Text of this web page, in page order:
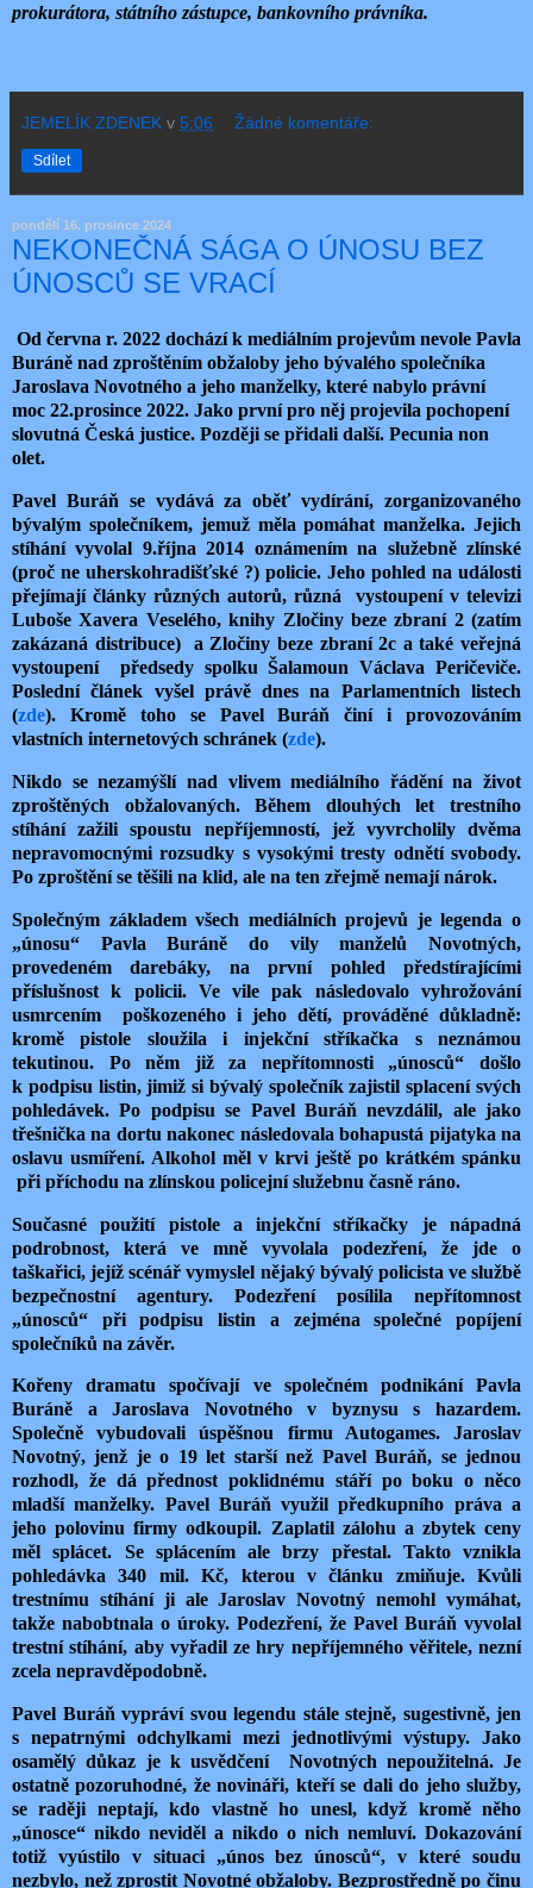
prokurátora, státního zástupce, bankovního právníka.
JEMELÍK ZDENEK v 5:06 Žádné komentáře:
Sdílet
pondělí 16. prosince 2024
NEKONEČNÁ SÁGA O ÚNOSU BEZ
ÚNOSCŮ SE VRACÍ
Od června r. 2022 dochází k mediálním projevům nevole Pavla
Buráně nad zproštěním obžaloby jeho bývalého společníka
Jaroslava Novotného a jeho manželky, které nabylo právní
moc 22.prosince 2022. Jako první pro něj projevila pochopení
slovutná Česká justice. Později se přidali další. Pecunia non
olet.
Pavel Buráň se vydává za oběť vydírání, zorganizovaného
bývalým společníkem, jemuž měla pomáhat manželka. Jejich
stíhání vyvolal 9.října 2014 oznámením na služebně zlínské
(proč ne uherskohradišťské ?) policie. Jeho pohled na události
přejímají články různých autorů, různá vystoupení v televizi
Luboše Xavera Veselého, knihy Zločiny beze zbraní 2 (zatím
zakázaná distribuce) a Zločiny beze zbraní 2c a také veřejná
vystoupení předsedy spolku Šalamoun Václava Peričeviče.
Poslední článek vyšel právě dnes na Parlamentních listech
(zde). Kromě toho se Pavel Buráň činí i provozováním
vlastních internetových schránek (zde).
Nikdo se nezamýšlí nad vlivem mediálního řádění na život
zproštěných obžalovaných. Během dlouhých let trestního
stíhání zažili spoustu nepříjemností, jež vyvrcholily dvěma
nepravomocnými rozsudky s vysokými tresty odnětí svobody.
Po zproštění se těšili na klid, ale na ten zřejmě nemají nárok.
Společným základem všech mediálních projevů je legenda o
„únosu“ Pavla Buráně do vily manželů Novotných,
provedeném darebáky, na první pohled předstírajícími
příslušnost k policii. Ve vile pak následovalo vyhrožování
usmrcením poškozeného i jeho dětí, prováděné důkladně:
kromě pistole sloužila i injekční stříkačka s neznámou
tekutinou. Po něm již za nepřítomnosti „únosců“ došlo
k podpisu listin, jimiž si bývalý společník zajistil splacení svých
pohledávek. Po podpisu se Pavel Buráň nevzdálil, ale jako
třešnička na dortu nakonec následovala bohapustá pijatyka na
oslavu usmíření. Alkohol měl v krvi ještě po krátkém spánku
při příchodu na zlínskou policejní služebnu časně ráno.
Současné použití pistole a injekční stříkačky je nápadná
podrobnost, která ve mně vyvolala podezření, že jde o
taškařici, jejíž scénář vymyslel nějaký bývalý policista ve službě
bezpečnostní agentury. Podezření posílila nepřítomnost
„únosců“ při podpisu listin a zejména společné popíjení
společníků na závěr.
Kořeny dramatu spočívají ve společném podnikání Pavla
Buráně a Jaroslava Novotného v byznysu s hazardem.
Společně vybudovali úspěšnou firmu Autogames. Jaroslav
Novotný, jenž je o 19 let starší než Pavel Buráň, se jednou
rozhodl, že dá přednost poklidnému stáří po boku o něco
mladší manželky. Pavel Buráň využil předkupního práva a
jeho polovinu firmy odkoupil. Zaplatil zálohu a zbytek ceny
měl splácet. Se splácením ale brzy přestal. Takto vznikla
pohledávka 340 mil. Kč, kterou v článku zmiňuje. Kvůli
trestnímu stíhání ji ale Jaroslav Novotný nemohl vymáhat,
takže nabobtnala o úroky. Podezření, že Pavel Buráň vyvolal
trestní stíhání, aby vyřadil ze hry nepříjemného věřitele, nezní
zcela nepravděpodobně.
Pavel Buráň vypráví svou legendu stále stejně, sugestivně, jen
s nepatrnými odchylkami mezi jednotlivými výstupy. Jako
osamělý důkaz je k usvědčení Novotných nepoužitelná. Je
ostatně pozoruhodné, že novináři, kteří se dali do jeho služby,
se raději neptají, kdo vlastně ho unesl, když kromě něho
„únosce“ nikdo neviděl a nikdo o nich nemluví. Dokazování
totiž vyústilo v situaci „únos bez únosců“, v které soudu
nezbylo, než zprostit Novotné obžaloby. Bezprostředně po činu